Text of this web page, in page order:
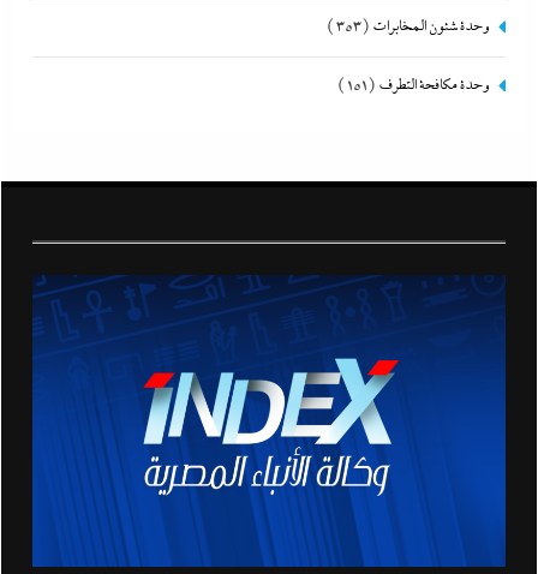
وحدة شئون المخابرات (353)
وحدة مكافحة التطرف (151)